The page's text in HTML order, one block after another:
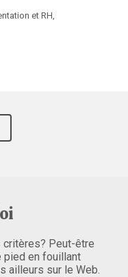
et RH,
critères? Peut-être
pied en fouillant
ailleurs sur le Web.